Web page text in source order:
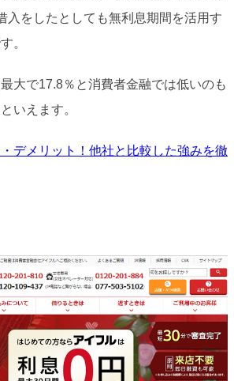
入をしたとしても無利息期間を活用す
。
大で17.8％と消費者金融では低いのも
いえます。
デメリット！他社と比較した強みを徹